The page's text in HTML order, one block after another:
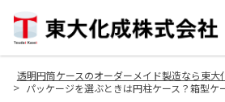
透明円筒ケースのオーダーメイド製造なら東大
> パッケージを選ぶときは円柱ケース？箱型ケ
Site
Footer